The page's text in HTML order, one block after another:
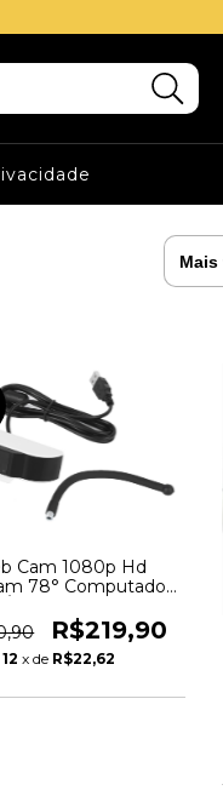
Cam 1080p Hd
78° Computador
R$219,90
12 x de R$22,62